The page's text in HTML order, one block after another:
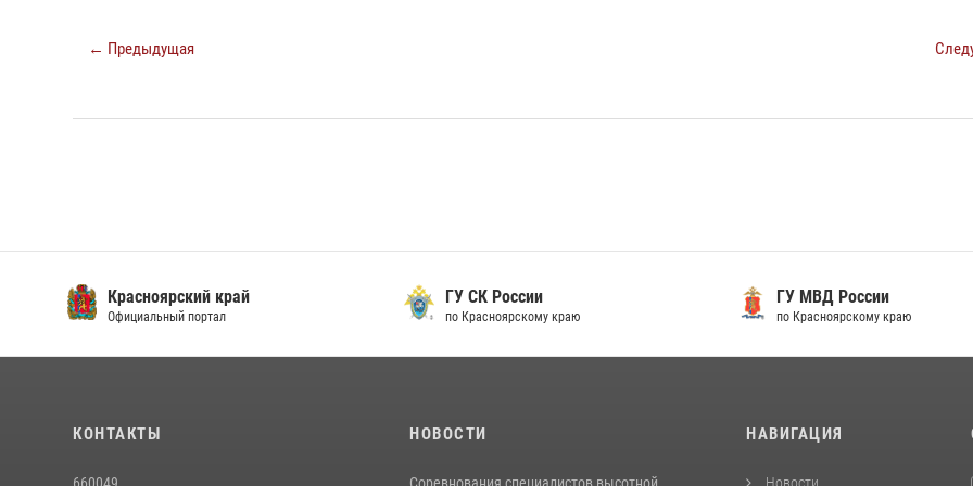
← Предыдущая
Красноярский край
Официальный портал
ГУ СК России
по Красноярскому краю
ГУ МВД России
по Красноярскому краю
КОНТАКТЫ НОВОСТИ НАВИГАЦИЯ